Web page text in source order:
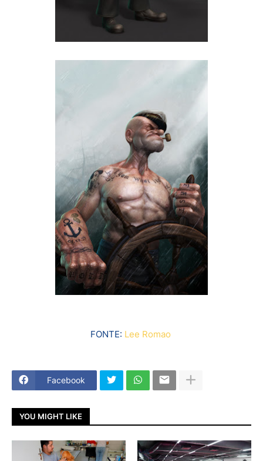
FONTE: Lee Romao
Facebook
YOU MIGHT LIKE